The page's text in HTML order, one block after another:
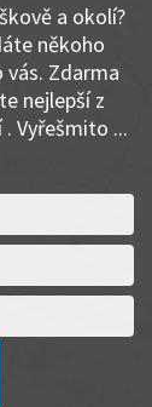
a okolí?
někoho
vás. Zdarma
nejlepší z
Vyřešmito ...